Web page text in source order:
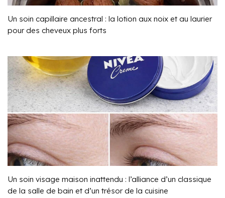
Un soin capillaire ancestral : la lotion aux noix et au laurier
pour des cheveux plus forts
Un soin visage maison inattendu : l’alliance d’un classique
de la salle de bain et d’un trésor de la cuisine